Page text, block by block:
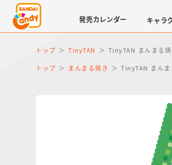
発売カレンダー キャラ
仮面ライ
キャラパ
トップ TinyTAN TinyTAN まんまる焼
トップ まんまる焼き TinyTAN まんま